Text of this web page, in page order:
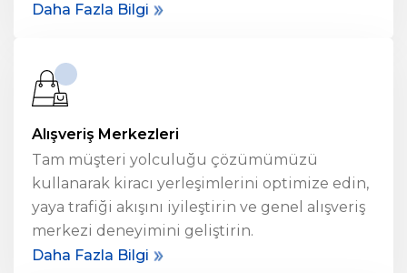
Daha Fazla Bilgi
Alışveriş Merkezleri
Tam müşteri yolculuğu çözümümüzü
kullanarak kiracı yerleşimlerini optimize edin,
yaya trafiği akışını iyileştirin ve genel alışveriş
merkezi deneyimini geliştirin.
Daha Fazla Bilgi